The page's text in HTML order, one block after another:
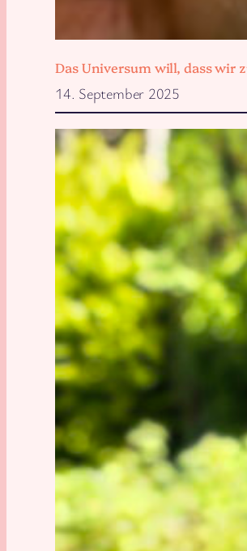
Das Universum will, dass wir
14. September 2025